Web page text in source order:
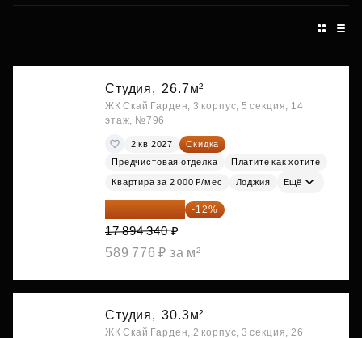
Студия, 26.7м²
ЖК Скай Гарден, 3 корпус, 5 секция, 14
этаж, №796
2 кв 2027
Скидка
Предчистовая отделка
Платите как хотите
Квартира за 2 000 ₽/мес Лоджия Ещё
15 747 019 ₽ -12%
17 894 340 ₽
589 776 ₽ за м²
Студия, 30.3м²
ЖК Скай Гарден, 2 корпус, 3 секция, 26